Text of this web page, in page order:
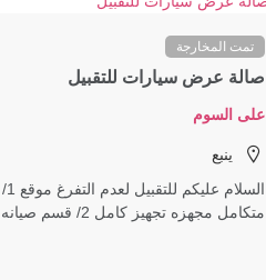
تمت المخارجة
صالة عرض سيارات للتقبيل
على السوم
ينبع
متكامل مجهزه تجهيز كامل 2/ قسم صيانه خلف الصاله ثلاث...